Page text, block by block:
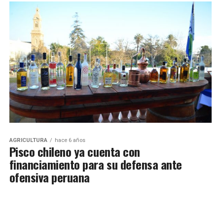
AGRICULTURA hace 6 años
Pisco chileno ya cuenta con
financiamiento para su defensa ante
ofensiva peruana